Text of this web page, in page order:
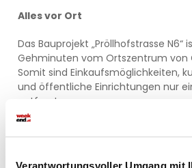
Verantwortungsvoller Umgang mit
Alles vor Ort
Das Bauprojekt „Pröllhofstrasse N6“
Gehminuten vom Ortszentrum
Somit sind Einkaufsmöglichkeiten,
und öffentliche Einrichtungen nur
entfernt.